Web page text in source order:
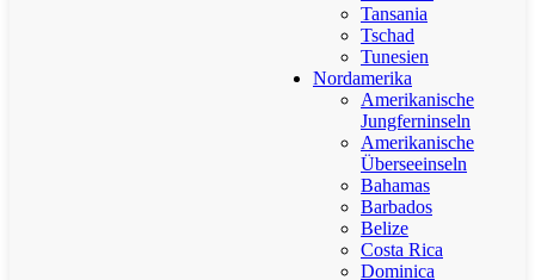
Tansania
Tschad
Tunesien
Nordamerika
Amerikanische
Jungferninseln
Amerikanische
Überseeinseln
Bahamas
Barbados
Belize
Costa Rica
Dominica